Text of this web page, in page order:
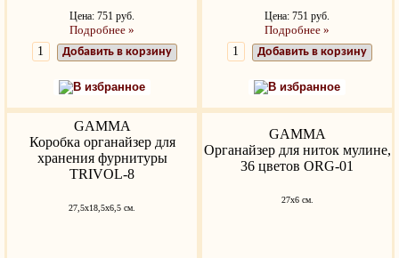
Цена: 751 руб.
Подробнее »
Добавить в корзину
В избранное
Цена: 751 руб.
Подробнее »
Добавить в корзину
В избранное
GAMMA
Коробка органайзер для
хранения фурнитуры
TRIVOL-8
27,5x18,5x6,5 см.
GAMMA
Органайзер для ниток мулине,
36 цветов ORG-01
27х6 см.